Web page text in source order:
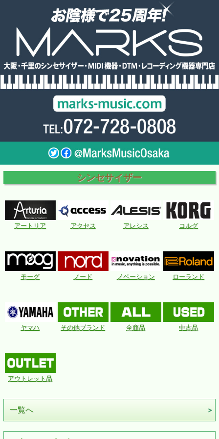
シンセサイザー
アートリア アクセス アレシス コルグ
モーグ ノード ノベーション ローランド
ヤマハ その他ブランド 全商品 中古品
アウトレット品
一覧へ